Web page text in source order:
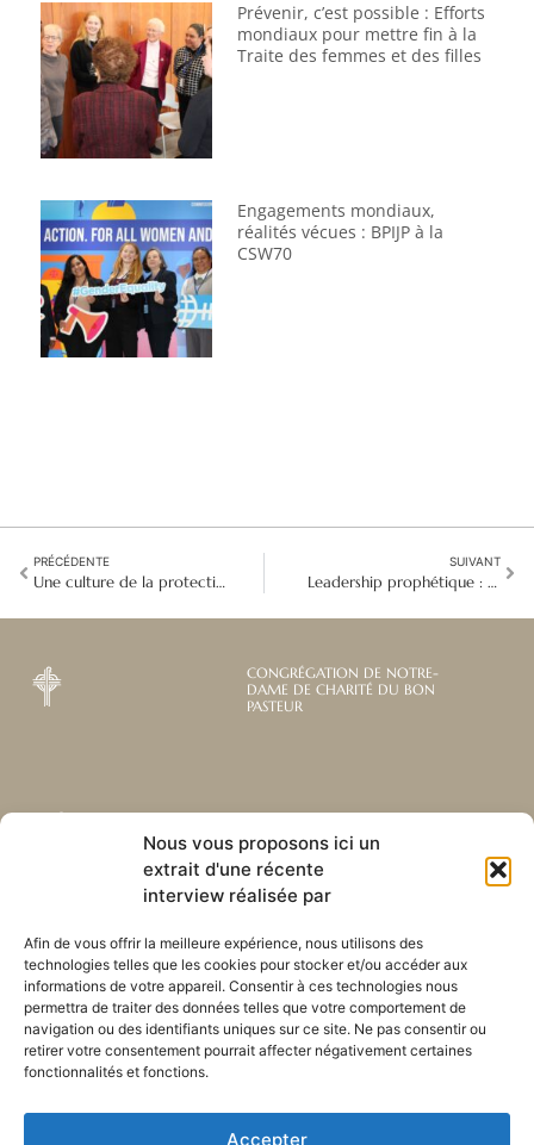
Nous vous proposons ici un
extrait d'une récente
interview réalisée par
Afin de vous offrir la meilleure expérience, nous utilisons des
technologies telles que les cookies pour stocker et/ou accéder aux
informations de votre appareil. Consentir à ces technologies nous
permettra de traiter des données telles que votre comportement de
navigation ou des identifiants uniques sur ce site. Ne pas consentir ou
retirer votre consentement pourrait affecter négativement certaines
fonctionnalités et fonctions.
Accepter
Prévenir, c’est possible : Efforts
mondiaux pour mettre fin à la
Traite des femmes et des filles
Engagements mondiaux,
réalités vécues : BPIJP à la
CSW70
PRÉCÉDENTE
Une culture de la protection : Création d'une communauté mondiale de pratique
SUIVANT
Leadership prophétique : Des sœurs se réunissent à Angers pour un chemin de transformation
CONGRÉGATION DE NOTRE-
DAME DE CHARITÉ DU BON
PASTEUR
Abonnez-vous à notre
newsletter mensuelle
Recevez les dernières nouvelles
nos ministères à travers le monde.
S'ABONNER
Liens utiles
Envoyez-nous votre
Plan du site